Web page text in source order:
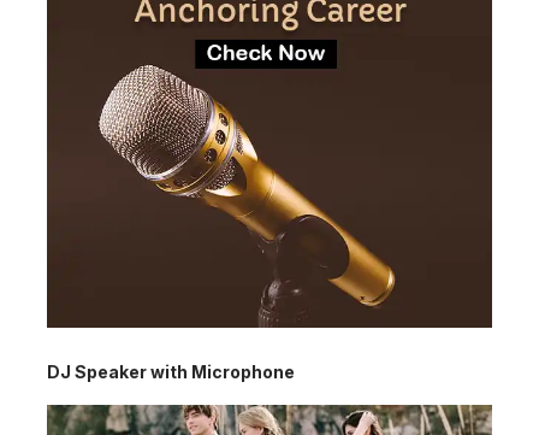
DJ Speaker with Microphone